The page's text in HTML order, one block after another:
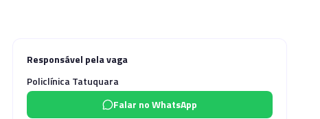
Responsável pela vaga
Policlínica Tatuquara
Falar no WhatsApp